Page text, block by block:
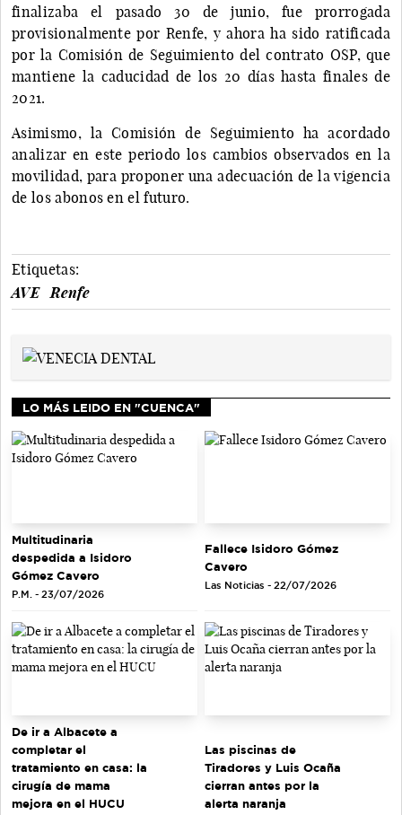
finalizaba el pasado 30 de junio, fue prorrogada
provisionalmente por Renfe, y ahora ha sido ratificada
por la Comisión de Seguimiento del contrato OSP, que
mantiene la caducidad de los 20 días hasta finales de
2021.
Asimismo, la Comisión de Seguimiento ha acordado
analizar en este periodo los cambios observados en la
movilidad, para proponer una adecuación de la vigencia
de los abonos en el futuro.
Etiquetas:
AVE
Renfe
LO MÁS LEIDO EN "CUENCA"
Multitudinaria
despedida a Isidoro
Gómez Cavero
P.M. - 23/07/2026
Fallece Isidoro Gómez
Cavero
Las Noticias - 22/07/2026
De ir a Albacete a
completar el
tratamiento en casa: la
cirugía de mama
mejora en el HUCU
Las piscinas de
Tiradores y Luis Ocaña
cierran antes por la
alerta naranja